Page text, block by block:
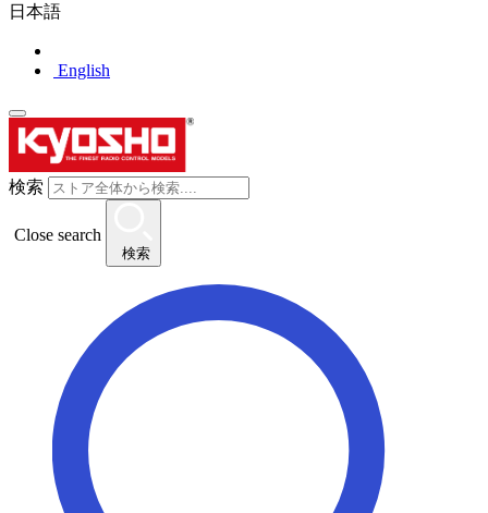
日本語
English
検索
Close search
検索